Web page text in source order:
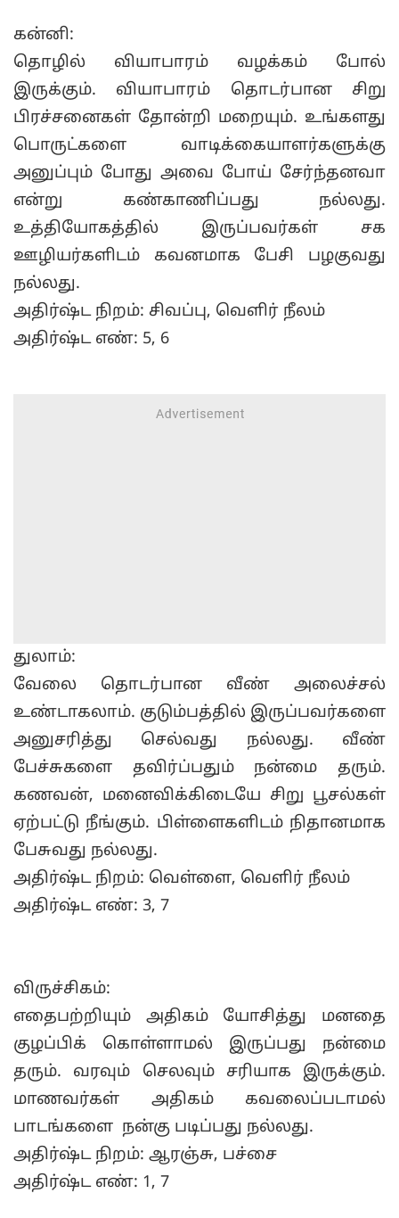
கன்னி:
தொழில் வியாபாரம் வழக்கம் போல்
இருக்கும். வியாபாரம் தொடர்பான சிறு
பிரச்சனைகள் தோன்றி மறையும். உங்களது
பொருட்களை வாடிக்கையாளர்களுக்கு
அனுப்பும் போது அவை போய் சேர்ந்தனவா
என்று கண்காணிப்பது நல்லது.
உத்தியோகத்தில் இருப்பவர்கள் சக
ஊழியர்களிடம் கவனமாக பேசி பழகுவது
நல்லது.
அதிர்ஷ்ட நிறம்: சிவப்பு, வெளிர் நீலம்
அதிர்ஷ்ட எண்: 5, 6
துலாம்:
வேலை தொடர்பான வீண் அலைச்சல்
உண்டாகலாம். குடும்பத்தில் இருப்பவர்களை
அனுசரித்து செல்வது நல்லது. வீண்
பேச்சுகளை தவிர்ப்பதும் நன்மை தரும்.
கணவன், மனைவிக்கிடையே சிறு பூசல்கள்
ஏற்பட்டு நீங்கும். பிள்ளைகளிடம் நிதானமாக
பேசுவது நல்லது.
அதிர்ஷ்ட நிறம்: வெள்ளை, வெளிர் நீலம்
அதிர்ஷ்ட எண்: 3, 7
விருச்சிகம்:
எதைபற்றியும் அதிகம் யோசித்து மனதை
குழப்பிக் கொள்ளாமல் இருப்பது நன்மை
தரும். வரவும் செலவும் சரியாக இருக்கும்.
மாணவர்கள் அதிகம் கவலைப்படாமல்
பாடங்களை நன்கு படிப்பது நல்லது.
அதிர்ஷ்ட நிறம்: ஆரஞ்சு, பச்சை
அதிர்ஷ்ட எண்: 1, 7